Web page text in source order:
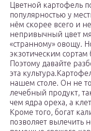
Цветной картофель
популярностью у
нём скорее всего и
непривычный цвет
«странному» овощу.
экзотическим сортам
Поэтому давайте
эта
нашем столе. Он не
лечебный продукт,
чем ядра ореха, а
Кроме того, богат
позволяет вылечить